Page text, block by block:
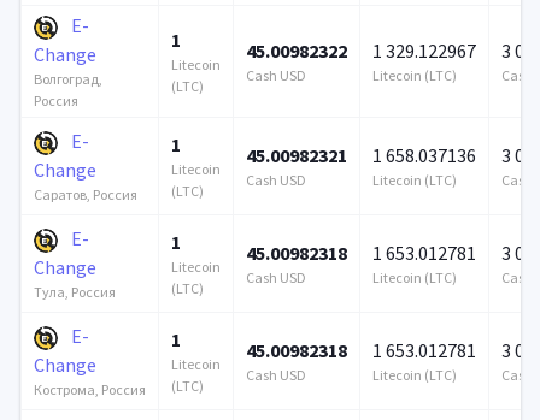
E-
Change
Волгоград,
Россия
1
Litecoin
(LTC)
45.00982322
Cash USD
1 329.122967
Litecoin (LTC)
3
Cash
E-
Change
Саратов, Россия
1
Litecoin
(LTC)
45.00982321
Cash USD
1 658.037136
Litecoin (LTC)
3
Cash
E-
Change
Тула, Россия
1
Litecoin
(LTC)
45.00982318
Cash USD
1 653.012781
Litecoin (LTC)
3
Cash
E-
Change
Кострома, Россия
1
Litecoin
(LTC)
45.00982318
Cash USD
1 653.012781
Litecoin (LTC)
3
Cash